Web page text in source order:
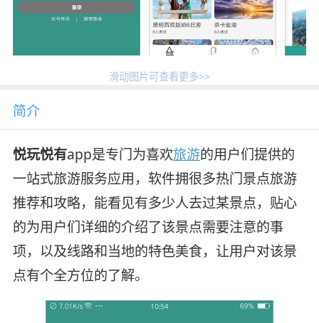
滑动图片可查看更多>>
简介
悦玩悦有app是专门为喜欢旅游的用户们提供的
一站式旅游服务应用，软件拥很多热门景点旅游
推荐和攻略，能看见有多少人去过某景点，贴心
的为用户们详细的介绍了该景点需要注意的事
项，以及线路和当地的特色美食，让用户对该景
点有个全方位的了解。